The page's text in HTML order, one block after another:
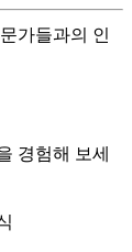
가들과의 인
경험해 보세